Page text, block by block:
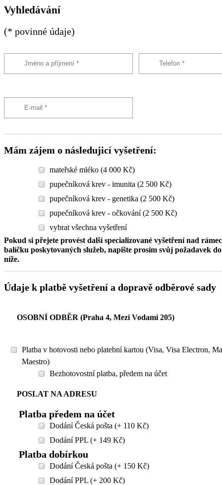
Vyhledávání
(* povinné údaje)
Mám zájem o následujicí vyšetření:
mateřské mléko (4 000 Kč)
pupečníková krev - imunita (2 500 Kč)
pupečníková krev - genetika (2 500 Kč)
pupečníková krev - očkování (2 500 Kč)
vybrat všechna vyšetření
Pokud si přejete provést další specializované vyšetření nad
balíčku poskytovaných služeb, napište prosím svůj požadavek
níže.
Údaje k platbě vyšetření a dopravě odběrové sady
OSOBNÍ ODBĚR (Praha 4, Mezi Vodami 205)
Platba v hotovosti nebo platební kartou (Visa, Visa Electron,
Maestro)
Bezhotovostní platba, předem na účet
POSLAT NA ADRESU
Platba předem na účet
Dodání Česká pošta (+ 110 Kč)
Dodání PPL (+ 149 Kč)
Platba dobírkou
Dodání Česká pošta (+ 150 Kč)
Dodání PPL (+ 200 Kč)